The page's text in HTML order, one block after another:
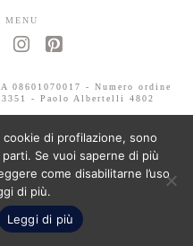
MENU
08601070017 - Numero ordine
- Paolo Albertelli 4802
di profilazione, sono
Se vuoi saperne di più
come disabilitarne l’uso
di più.
Leggi di più